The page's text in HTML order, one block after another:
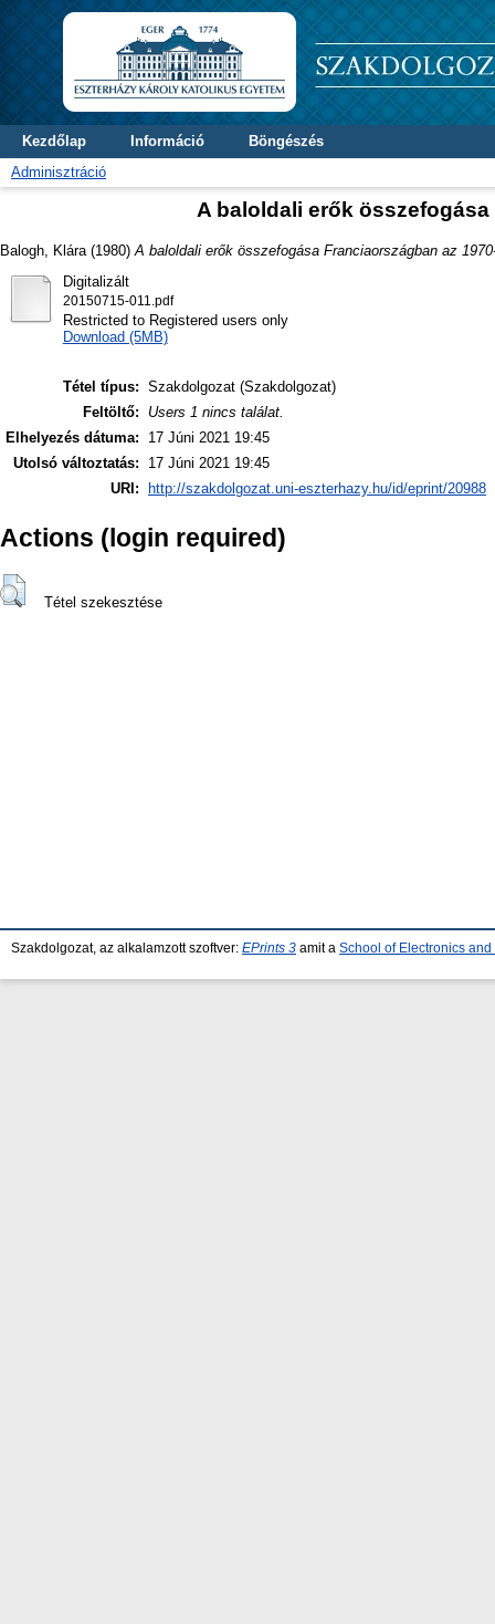
Kezdőlap Információ
Böngészés
Adminisztráció
A baloldali erők
Balogh, Klára (1980) A baloldali erők összefogása Franciaországban az
Digitalizált
20150715-011.pdf
Restricted to Registered users only
Download (5MB)
Tétel típus: Szakdolgozat (Szakdolgozat)
Feltöltő:
Users 1 nincs találat.
Elhelyezés dátuma:
17 Júni 2021 19:45
Utolsó változtatás:
17 Júni 2021 19:45
URI:
http://szakdolgozat.uni-eszterhazy.hu/id/eprint/20988
Actions (login required)
Tétel szekesztése
Szakdolgozat, az alkalamzott szoftver: EPrints 3 amit a School of Electronics